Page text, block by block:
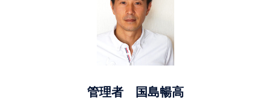
管理者 国島暢高